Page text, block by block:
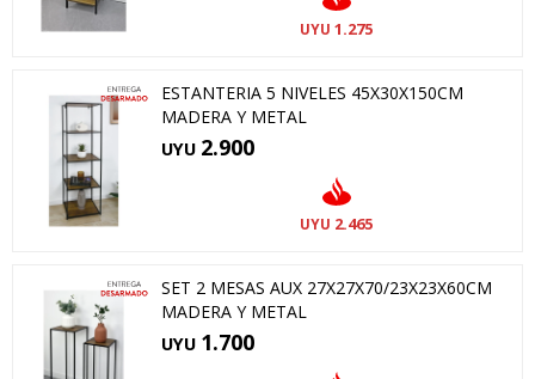
UYU 1.275
ESTANTERIA 5 NIVELES 45X30X150CM
MADERA Y METAL
UYU 2.900
UYU 2.465
SET 2 MESAS AUX 27X27X70/23X23X60CM
MADERA Y METAL
UYU 1.700